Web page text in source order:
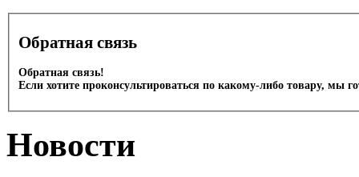
Обратная связь
Обратная связь!
Если хотите проконсультироваться по какому-либо товару, мы
Новости